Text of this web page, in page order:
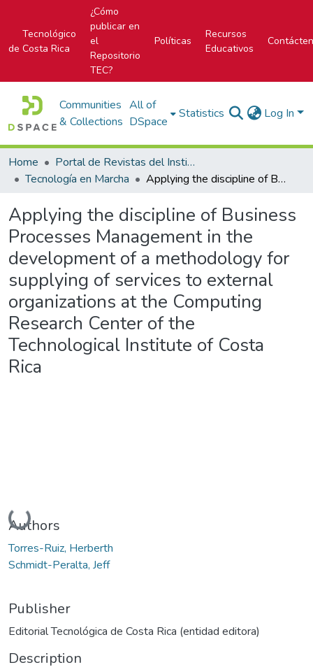
Tecnológico
de Costa Rica
¿Cómo
publicar en
el
Repositorio
TEC?
Políticas
Recursos
Educativos
Communities
& Collections
All of
DSpace
Statistics Log In
Home
Portal de Revistas del Instituto Tecnológico de Costa Rica
Tecnología en Marcha
Applying the discipline of Business Processes Management in the development of a methodology for supplying of services to external organizations at the Computing Research Center of the Technological Institute of Costa Rica
Applying the discipline of Business
Processes Management in the
development of a methodology for
supplying of services to external
organizations at the Computing
Research Center of the
Technological Institute of Costa
Rica
Loading...
Authors
Torres-Ruiz, Herberth
Schmidt-Peralta, Jeff
Publisher
Editorial Tecnológica de Costa Rica (entidad editora)
Description